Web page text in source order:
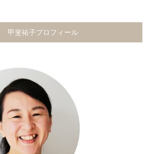
甲斐祐子プロフィール